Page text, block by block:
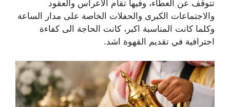
تتوقف عن العطاء، وفيها تقام الاعراس والعقود
والاجتماعات الكبرى والحفلات الخاصة على مدار الساعة
وكلما كانت المناسبة اكبر، كانت الحاجة الى كفاءة
احترافية في تقديم القهوة اشد.